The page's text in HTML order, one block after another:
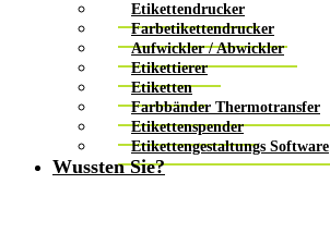
Etikettendrucker
Farbetikettendrucker
Aufwickler / Abwickler
Etikettierer
Etiketten
Farbbänder Thermotransfer
Etikettenspender
Etikettengestaltungs Software
Wussten Sie?